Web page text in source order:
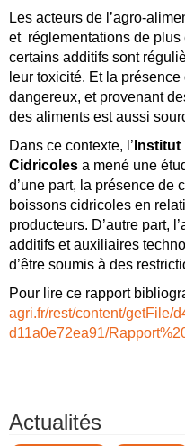
Les acteurs de l’agro-
et réglementations de plus
certains additifs sont
leur toxicité. Et la
dangereux, et provenant
des aliments est aussi
Dans ce contexte, l’
Cidricoles a mené une
d’une part, la présence de
boissons cidricoles en
producteurs. D’autre part,
additifs et auxiliaires
d’être soumis à des
Pour lire ce rapport
agri.fr/rest/content/getFile/
d11a0e72ea91/
Actualités